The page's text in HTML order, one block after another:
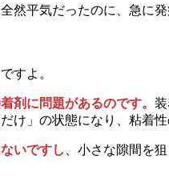
然平気だったのに、急に
すよ。
剤に問題があるのです。
」の状態になり、粘着
いですし 、小さな隙間を